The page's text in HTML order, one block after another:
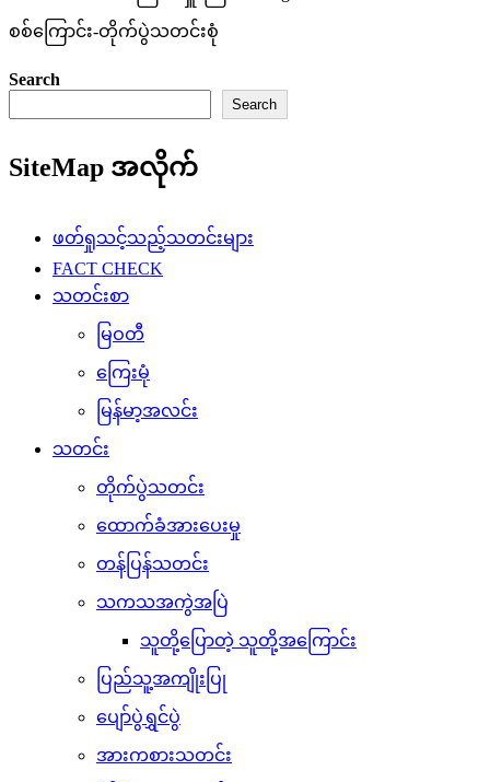
စစ်ကြောင်း-တိုက်ပွဲသတင်းစုံ
Search
Search
SiteMap အလိုက်
ဖတ်ရှုသင့်သည့်သတင်းများ
FACT CHECK
သတင်းစာ
မြဝတီ
ကြေးမုံ
မြန်မာ့အလင်း
သတင်း
တိုက်ပွဲသတင်း
ထောက်ခံအားပေးမှု
တန်ပြန်သတင်း
သကသအကွဲအပြဲ
သူတို့ပြောတဲ့ သူတို့အကြောင်း
ပြည်သူ့အကျိုးပြု
ပျော်ပွဲရွှင်ပွဲ
အားကစားသတင်း